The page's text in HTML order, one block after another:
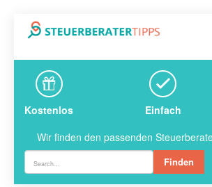
Kostenlos Einfach
Wir finden den passenden
Finden